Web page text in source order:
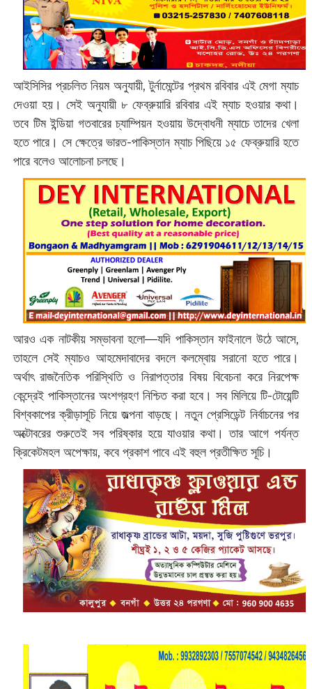
আইসিসির প্রচলিত নিয়ম অনুযায়ী, টুর্নামেন্টের প্রথম রবিবার এই মেগা ম্যাচ
দেওয়া হয়। সেই অনুযায়ী ৮ ফেব্রুয়ারি রবিবার এই ম্যাচ হওয়ার কথা।
তবে টিম ইন্ডিয়া গতবারের চ্যাম্পিয়ন হওয়ায় উদ্বোধনী ম্যাচে তাদের খেলা
হতে পারে। সে ক্ষেত্রে ভারত-পাকিস্তান ম্যাচ পিছিয়ে ১৫ ফেব্রুয়ারি হতে
পারে বলেও আলোচনা চলছে।
আরও এক নাটকীয় সম্ভাবনা হলো—যদি পাকিস্তান ফাইনালে উঠে আসে,
তাহলে সেই ম্যাচও আহমেদাবাদের বদলে কলম্বোয় সরানো হতে পারে।
অর্থাৎ রাজনৈতিক পরিস্থিতি ও নিরাপত্তার বিষয় বিবেচনা করে নিরপেক্ষ
কেন্দ্রেই পাকিস্তানের অংশগ্রহণ নিশ্চিত করা হবে। সব মিলিয়ে টি-টোয়েন্টি
বিশ্বকাপের ক্রীড়াসূচি নিয়ে জল্পনা বাড়ছে। নতুন প্রেসিডেন্ট নির্বাচনের পর
অক্টোবরের শুরুতেই সব পরিষ্কার হয়ে যাওয়ার কথা। তার আগে পর্যন্ত
ক্রিকেটমহল অপেক্ষায়, কবে প্রকাশ পাবে এই বহুল প্রতীক্ষিত সূচি।